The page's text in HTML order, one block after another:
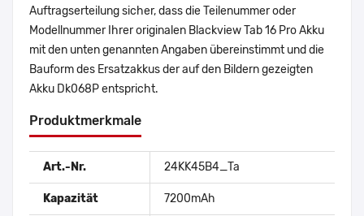
Auftragserteilung sicher, dass die Teilenummer oder
Modellnummer Ihrer originalen Blackview Tab 16 Pro Akku
mit den unten genannten Angaben übereinstimmt und die
Bauform des Ersatzakkus der auf den Bildern gezeigten
Akku Dk068P entspricht.
Produktmerkmale
Art.-Nr. 24KK45B4_Ta
Kapazität 7200mAh